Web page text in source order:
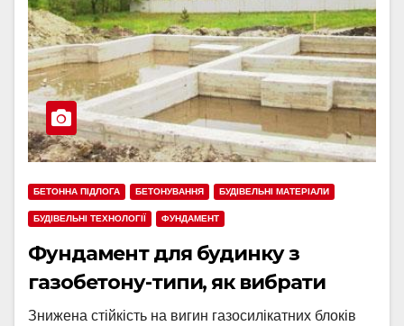
БЕТОННА ПІДЛОГА БЕТОНУВАННЯ БУДІВЕЛЬНІ МАТЕРІАЛИ
БУДІВЕЛЬНІ ТЕХНОЛОГІЇ ФУНДАМЕНТ
Фундамент для будинку з
газобетону-типи, як вибрати
Знижена стійкість на вигин газосилікатних блоків